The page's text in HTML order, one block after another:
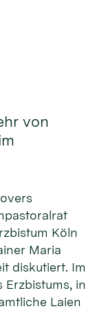
von
Köln
Maria
diskutiert. Im
in
Laien